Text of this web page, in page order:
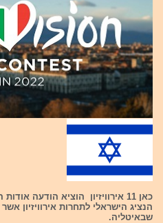
כאן 11 אירוויזיון הוציא הודעה
הנציג הישראלי לתחרות אירוויזיון
שבאיטליה.